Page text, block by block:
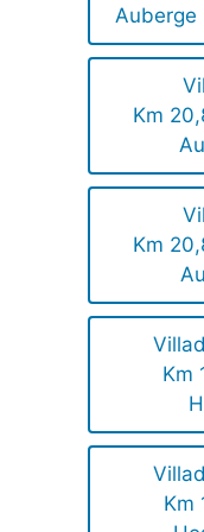
Auberge
Km
Km
Km
Km